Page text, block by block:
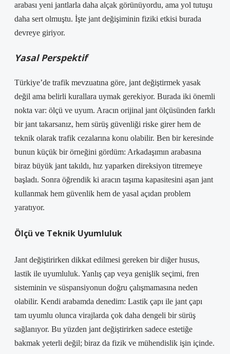
arabası yeni jantlarla daha alçak görünüyordu, ama yol tutuşu
daha sert olmuştu. İşte jant değişiminin fiziki etkisi burada
devreye giriyor.
Yasal Perspektif
Türkiye’de trafik mevzuatına göre, jant değiştirmek yasak
değil ama belirli kurallara uymak gerekiyor. Burada iki önemli
nokta var: ölçü ve uyum. Aracın orijinal jant ölçüsünden farklı
bir jant takarsanız, hem sürüş güvenliği riske girer hem de
teknik olarak trafik cezalarına konu olabilir. Ben bir keresinde
bunun küçük bir örneğini gördüm: Arkadaşımın arabasına
biraz büyük jant takıldı, hız yaparken direksiyon titremeye
başladı. Sonra öğrendik ki aracın taşıma kapasitesini aşan jant
kullanmak hem güvenlik hem de yasal açıdan problem
yaratıyor.
Ölçü ve Teknik Uyumluluk
Jant değiştirirken dikkat edilmesi gereken bir diğer husus,
lastik ile uyumluluk. Yanlış çap veya genişlik seçimi, fren
sisteminin ve süspansiyonun doğru çalışmamasına neden
olabilir. Kendi arabamda denedim: Lastik çapı ile jant çapı
tam uyumlu olunca virajlarda çok daha dengeli bir sürüş
sağlanıyor. Bu yüzden jant değiştirirken sadece estetiğe
bakmak yeterli değil; biraz da fizik ve mühendislik işin içinde.